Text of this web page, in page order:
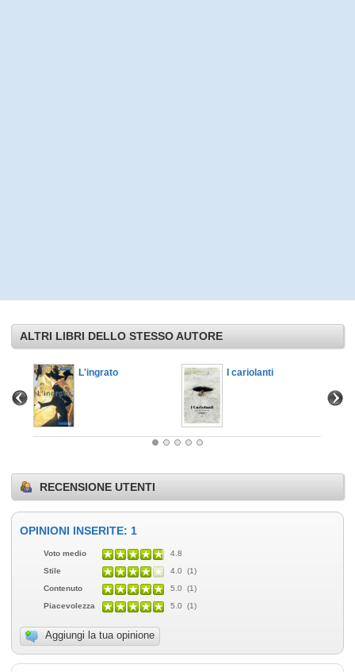
ALTRI LIBRI DELLO STESSO AUTORE
L'ingrato I cariolanti
RECENSIONE UTENTI
OPINIONI INSERITE: 1
Voto medio
4.8
Stile
4.0 (1)
Contenuto
5.0 (1)
Piacevolezza
5.0 (1)
Aggiungi la tua opinione